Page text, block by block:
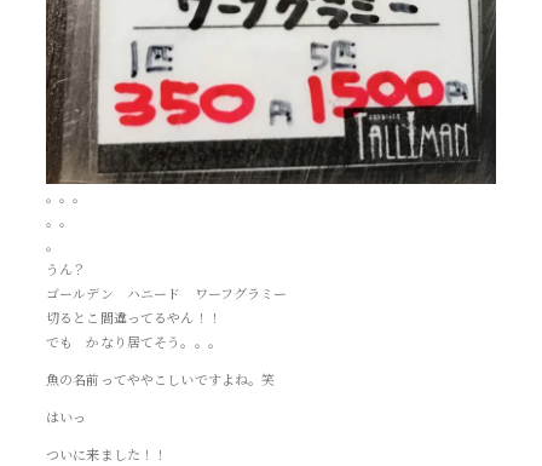
。。。
。。
。
うん？
ゴールデン ハニード ワーフグラミー
切るとこ間違ってるやん！！
でも かなり居てそう。。。
魚の名前ってややこしいですよね。笑
はいっ
ついに来ました！！